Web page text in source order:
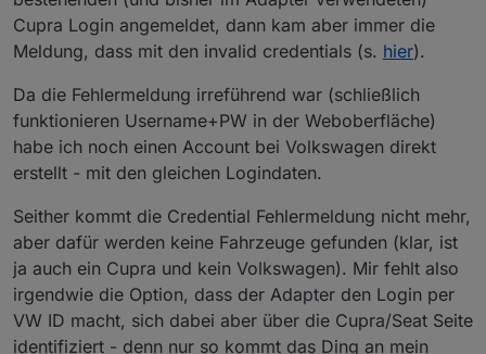
Cupra Login angemeldet, dann kam aber immer die
Meldung, dass mit den invalid credentials (s. hier).
Da die Fehlermeldung irreführend war (schließlich
funktionieren Username+PW in der Weboberfläche)
habe ich noch einen Account bei Volkswagen direkt
erstellt - mit den gleichen Logindaten.
Seither kommt die Credential Fehlermeldung nicht mehr,
aber dafür werden keine Fahrzeuge gefunden (klar, ist
ja auch ein Cupra und kein Volkswagen). Mir fehlt also
irgendwie die Option, dass der Adapter den Login per
VW ID macht, sich dabei aber über die Cupra/Seat Seite
identifiziert - denn nur so kommt das Ding an mein